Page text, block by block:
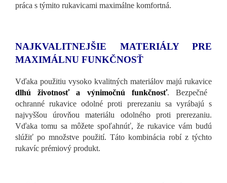
práca s týmito rukavicami maximálne komfortná.
NAJKVALITNEJŠIE MATERIÁLY PRE
MAXIMÁLNU FUNKČNOSŤ
Vďaka použitiu vysoko kvalitných materiálov majú rukavice
dlhú životnosť a výnimočnú funkčnosť. Bezpečné
ochranné rukavice odolné proti prerezaniu sa vyrábajú s
najvyššou úrovňou materiálu odolného proti prerezaniu.
Vďaka tomu sa môžete spoľahnúť, že rukavice vám budú
slúžiť po množstve použití. Táto kombinácia robí z týchto
rukavíc prémiový produkt.